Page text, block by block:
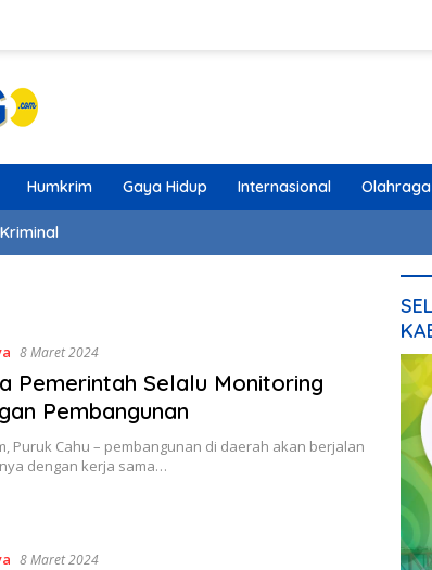
Humkrim Gaya Hidup Internasional Olahraga
Kriminal
8 Maret 2024
Pemerintah Selalu Monitoring
Pembangunan
Puruk Cahu – pembangunan di daerah akan berjalan
dengan kerja sama…
8 Maret 2024